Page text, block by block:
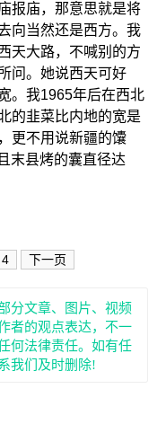
报庙，那意思就是将
向当然还是西方。我
天大路，不喊别的方
问。她说西天可好
。我1965年后在西北
的韭菜比内地的宽是
更不用说新疆的馕
末县烤的囊直径达
4 下一页
分文章、图片、视频
者的观点表达，不一
何法律责任。如有任
我们及时删除!